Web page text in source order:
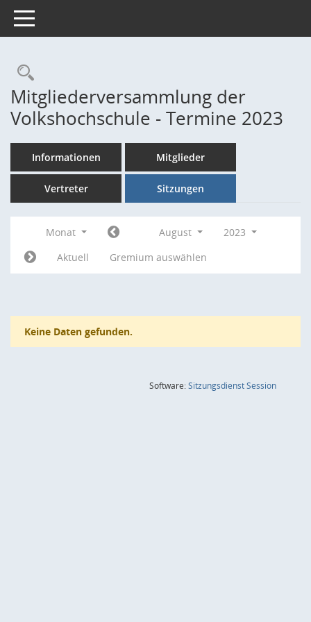
Toggle navigation
Rechercheauswahl
Mitgliederversammlung der
Volkshochschule - Termine 2023
Informationen Mitglieder
Vertreter Sitzungen
Monat August
2023
Aktuell
Gremium auswählen
Keine Daten gefunden.
Software:SitzungsdienstSession(Wird in